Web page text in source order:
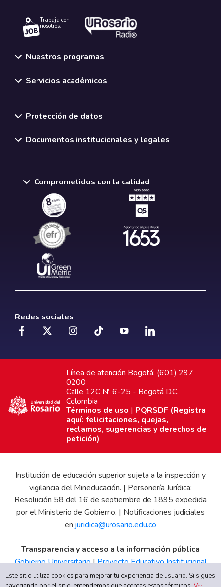
Trabaja con
nosotros.
Nuestros programas
Servicios académicos
Protección de datos
Documentos institucionales y legales
Comprometidos con la calidad
Redes sociales
Línea de atención Bogotá: (601) 297
0200
Calle 12C Nº 6-25 - Bogotá D.C.
Colombia
Términos de uso | PQRSDF (Registra
aquí: felicitaciones, quejas,
reclamos, sugerencias y derechos de
petición)
Institución de educación superior sujeta a la inspección y
vigilancia del Mineducación. | Personería Jurídica:
Resolución 58 del 16 de septiembre de 1895 expedida
por el Ministerio de Gobierno. | Notificaciones judiciales
en juridica@urosario.edu.co
Transparencia y acceso a la información pública
Gobierno Universitario|Proyecto Educativo Institucional
|Informe de Gestión|Boletín Estadístico|Régimen
Este sitio utiliza cookies para mejorar tu experiencia de usuario. Si sigues